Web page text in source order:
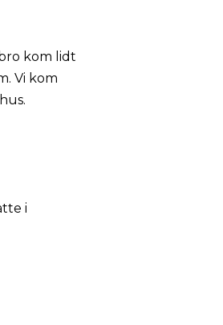
kom lidt
Vi kom
i